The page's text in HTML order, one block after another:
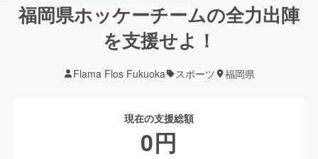
福岡県ホッケーチームの全力出陣
を支援せよ！
Flama Flos Fukuoka スポーツ 福岡県
現在の支援総額
0円